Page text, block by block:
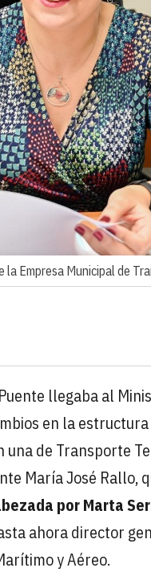
Empresa Municipal de
llegaba al
en la
una de Transporte
María José Rallo,
por Marta
ahora director
y Aéreo.